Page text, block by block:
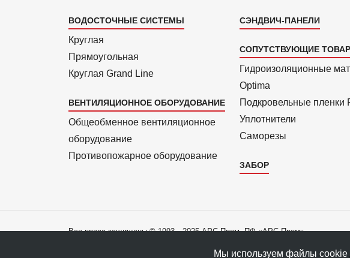
ВОДОСТОЧНЫЕ СИСТЕМЫ
Круглая
Прямоуголь­ная
Круглая Grand Line
ВЕНТИЛЯЦИОННОЕ ОБОРУДОВАНИЕ
Общеобменное вентиляционное
оборудование
Противопожарное оборудование
СЭНДВИЧ-ПАНЕЛИ
СОПУТСТВУЮЩИЕ
Гидроизоля­ционные
Optima
Подкровель­ные пленки
Уплотнители
Саморезы
ЗАБОР
Все права защищены © 1993—2025 АРС-Пром, ПФ «АРС-Пром»
Политика конфиденциальности данныхМы используем файлы cookie